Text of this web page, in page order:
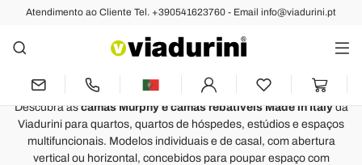
Atendimento ao Cliente Tel. +390541623760 - Email info@viadurini.pt
Camas Murphy e Camas
Rebatíveis Made in Italy
Descubra ascamas Murphy e camas rebatíveis Made in Italyda
Viadurini para quartos, quartos de hóspedes, estúdios e espaços
multifuncionais. Modelos individuais e de casal, com abertura
vertical ou horizontal, concebidos para poupar espaço com